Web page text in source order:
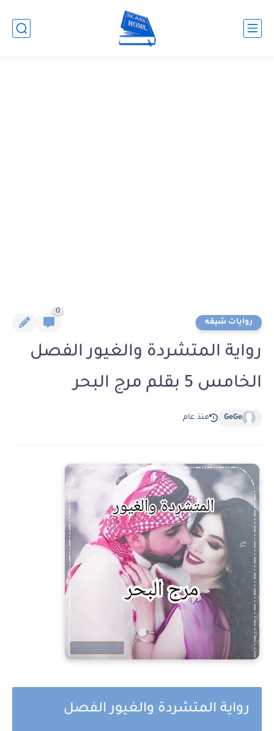
روايات شيقه
0
رواية المتشردة والغيور الفصل
الخامس 5 بقلم مرج البحر
GeGe منذ عام
رواية المتشردة والغيور الفصل